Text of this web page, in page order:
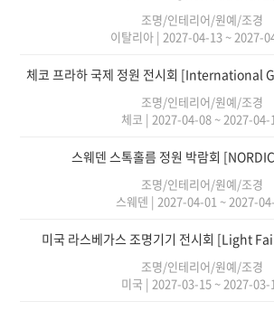
조명/인테리어/원예/조경
이탈리아 | 2027-04-13 ~ 2027-
체코 프라하 국제 정원 전시회
조명/인테리어/원예/조경
체코 | 2027-04-08 ~ 2027-04-
스웨덴 스톡홀름 정원 박람회
조명/인테리어/원예/조경
스웨덴 | 2027-04-01 ~ 2027-
미국 라스베가스 조명기기 전시회 [Light
조명/인테리어/원예/조경
미국 | 2027-03-15 ~ 2027-03-